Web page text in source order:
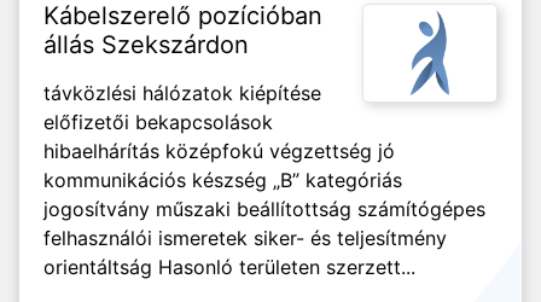
Kábelszerelő pozícióban
állás Szekszárdon
távközlési hálózatok kiépítése
előfizetői bekapcsolások
hibaelhárítás középfokú végzettség jó
kommunikációs készség „B” kategóriás
jogosítvány műszaki beállítottság számítógépes
felhasználói ismeretek siker- és teljesítmény
orientáltság Hasonló területen szerzett...